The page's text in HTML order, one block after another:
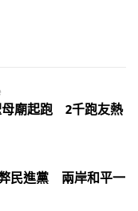
母廟起跑 2千跑友熱
民進黨 兩岸和平一